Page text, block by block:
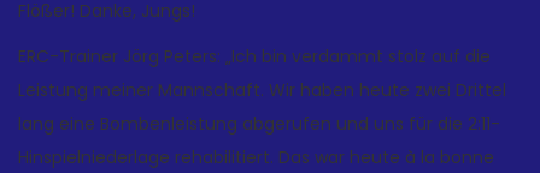
Flößer! Danke, Jungs!
ERC-Trainer Jörg Peters: „Ich bin verdammt stolz auf die
Leistung meiner Mannschaft. Wir haben heute zwei Drittel
lang eine Bombenleistung abgerufen und uns für die 2:11-
Hinspielniederlage rehabilitiert. Das war heute à la bonne